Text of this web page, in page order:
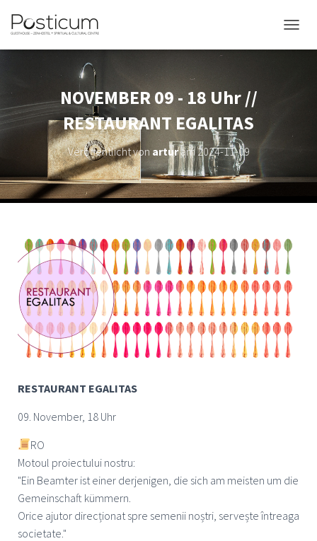
NOVEMBER 09 - 18 Uhr //
RESTAURANT EGALITAS
Veröffentlicht von arturam2024-11-09
RESTAURANT EGALITAS
09. November, 18 Uhr
RO
Motoul proiectului nostru:
"Ein Beamter ist einer derjenigen, die sich am meisten um die
Gemeinschaft kümmern.
Orice ajutor direcționat spre semenii noștri, servește întreaga
societate."